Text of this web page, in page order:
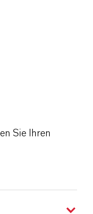
Sie Ihren